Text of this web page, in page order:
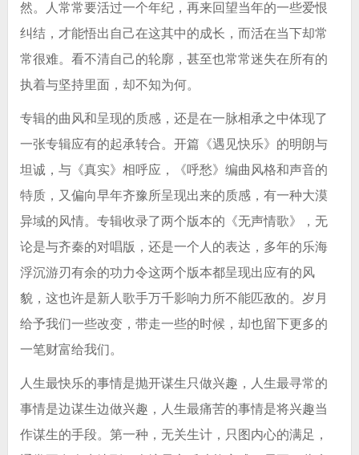
然。人常常要活过一个年纪，再来回望当年的一些爱恨
纠结，才能悟出自己在这其中的成长，而活在当下却常
常很难。看不清自己的轮廓，甚至也常常迷失在所有的
执着与坚持里面，却不知为何。
专辑的曲风和呈现的质感，还是在一脉相承之中体现了
一张专辑应有的起承转合。开篇《遇见快乐》的明朗与
坦诚，与《真实》相呼应，《呼愁》编曲风格和声音的
特质，又偏向早年齐豫所呈现出来的质感，有一种大漠
异域的风情。专辑收录了两个版本的《无声情歌》，无
论是与齐秦的对唱版，还是一个人的表达，多年的乐海
浮沉游刃有余的功力令这两个版本都呈现出应有的风
貌，这也许是新人歌手万千影响力所不能匹敌的。岁月
给予我们一些改变，带走一些的时候，却也留下更多的
一笔财富给我们。
人生最快乐的事情是抛开谋生只做兴趣，人生最寻常的
事情是边谋生边做兴趣，人生最痛苦的事情是将兴趣当
作谋生的手段。第一种，无关生计，只图内心的满足，